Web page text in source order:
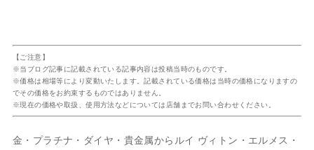
【ご注意】
※当ブログ記事に記載されている記事内容は投稿当時のものです。
※価格は相場等により変動いたします。記載されている価格は当時の価格になりますの
でその価格をお約束するものではありません。
※現在の価格や取扱、使用方法などについては店舗までお問い合わせください。
金・プラチナ・ダイヤ・貴金属からルイ ヴィトン・エルメス・